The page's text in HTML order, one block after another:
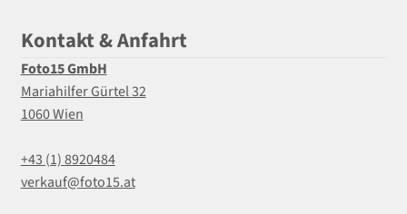
Kontakt & Anfahrt
Foto15 GmbH
Mariahilfer Gürtel 32
1060 Wien
+43 (1) 8920484
verkauf@foto15.at